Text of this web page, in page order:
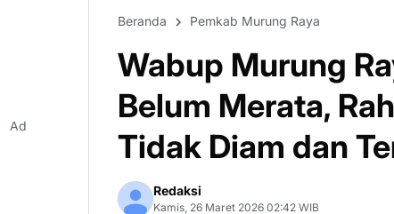
Beranda Pemkab Murung Raya
Wabup Murung
Belum Merata,
Tidak Diam dan
Redaksi
Kamis, 26 Maret 2026 02:42 WIB
Ad